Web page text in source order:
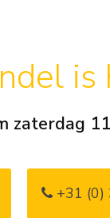
zaterdag
+31 (0)